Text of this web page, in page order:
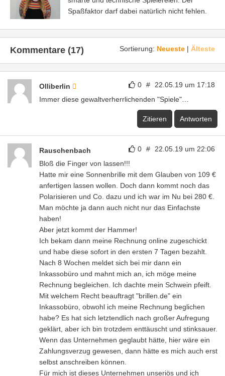
Spaßfaktor darf dabei natürlich nicht fehlen.
Sortierung: Neueste | Älteste
Kommentare (17)
0 # 22.05.19 um 17:18
Olliberlin
Immer diese gewaltverherrlichenden "Spiele"…
Zitieren Antworten
0 # 22.05.19 um 22:06
Rauschenbach
Bloß die Finger von lassen!!!
Hatte mir eine Sonnenbrille mit dem Glauben von 109 €
anfertigen lassen wollen. Doch dann kommt noch das
Polarisieren und Co. dazu und ich war im Nu bei 280 €.
Man möchte ja dann auch nicht nur das Einfachste
haben!
Aber jetzt kommt der Hammer!
Ich bekam dann meine Rechnung online zugeschickt
und habe diese sofort in den ersten 7 Tagen bezahlt.
Nach 8 Wochen meldet sich bei mir dann ein
Inkassobüro und mahnt mich an, ich möge meine
Rechnung begleichen. Ich dachte mein Schwein pfeift.
Mit welchem Recht beauftragt "brillen.de" ein
Inkassobüro, obwohl ich meine Rechnung beglichen
habe? Es hat sich letztendlich nach großer Aufregung
geklärt, aber ich bin trotzdem enttäuscht und stinksauer.
Wenn das Unternehmen geglaubt hätte, hier wäre ein
Zahlungsverzug gewesen, dann hätte es mich auch erst
selbst anschreiben können.
Für mich ist dieses Unternehmen unseriös und ich